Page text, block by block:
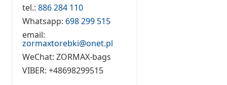
tel.:886 284 110
Whatsapp: 698 299 515
email:
zormaxtorebki@onet.pl
WeChat:ZORMAX-bags
VIBER:+48698299515